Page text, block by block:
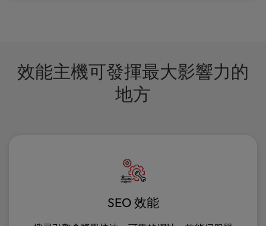
效能主機可發揮最大影響力的
地方
SEO 效能